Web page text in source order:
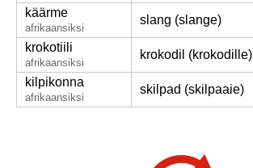
käärme
afrikaansiksi
slang (slange)
krokotiili
afrikaansiksi
krokodil (krokodille)
kilpikonna
afrikaansiksi
skilpad (skilpaaie)